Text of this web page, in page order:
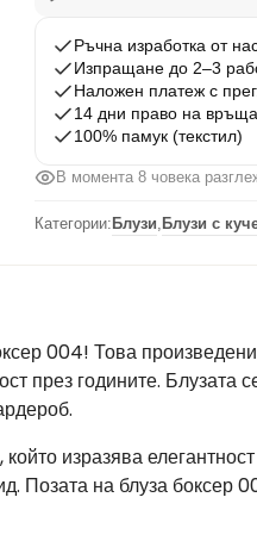
Ръчна изработка от
Изпращане до 2–3
Наложен платеж с
14 дни право на
100% памук (текстил)
В момента 8 човека
Категории: Блузи, Блузи с
004! Това
през годините. Блузата
изразява
Позата на блуза боксер